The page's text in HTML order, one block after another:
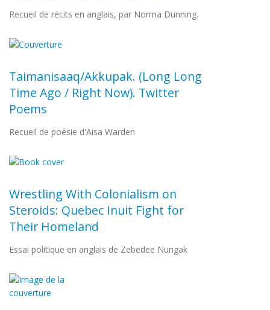
Recueil de récits en anglais, par Norma Dunning.
Taimanisaaq/Akkupak. (Long Long
Time Ago / Right Now). Twitter
Poems
Recueil de poésie d'Aisa Warden
Wrestling With Colonialism on
Steroids: Quebec Inuit Fight for
Their Homeland
Essai politique en anglais de Zebedee Nungak